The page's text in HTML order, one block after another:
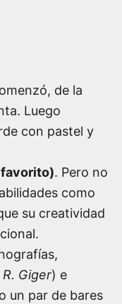
de la
Luego
con pastel y
. Pero no
como
su creatividad
Giger) e
un par de bares